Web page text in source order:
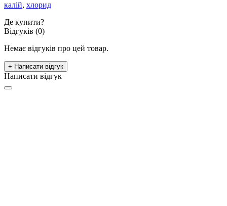
калій, хлорид
Де купити?
Відгуків (0)
Немає відгуків про цей товар.
+ Написати відгук
Написати відгук